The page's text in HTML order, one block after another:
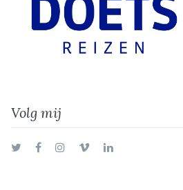
Volg mij
TwitterFacebookInstagram
VimeoLinkedIn